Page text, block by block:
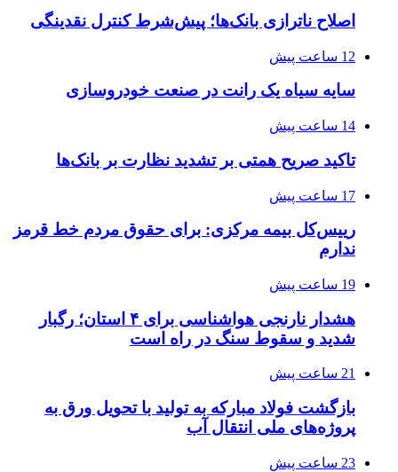
اصلاح ناترازی بانک‌ها؛ پیش‌شرط کنترل نقدینگی
12 ساعت پیش
سایه سیاه یک رانت در صنعت خودروسازی
14 ساعت پیش
تاکید صریح همتی بر تشدید نظارت بر بانک‌ها
17 ساعت پیش
رییس‌کل بیمه مرکزی: برای حقوق مردم خط قرمز
ندارم
19 ساعت پیش
هشدار نارنجی هواشناسی برای ۴ استان؛ رگبار
شدید و سقوط سنگ در راه است
21 ساعت پیش
بازگشت فولاد مبارکه به تولید با تحویل ورق به
پروژه‌های ملی انتقال آب
23 ساعت پیش